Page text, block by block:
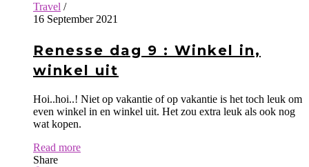
Travel /
16 September 2021
Renesse dag 9 : Winkel in,
winkel uit
Hoi..hoi..! Niet op vakantie of op vakantie is het toch leuk om
even winkel in en winkel uit. Het zou extra leuk als ook nog
wat kopen.
Read more
Share